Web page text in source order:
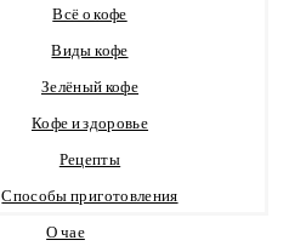
Всё о кофе
Виды кофе
Зелёный кофе
Кофе и здоровье
Рецепты
Способы приготовления
О чае